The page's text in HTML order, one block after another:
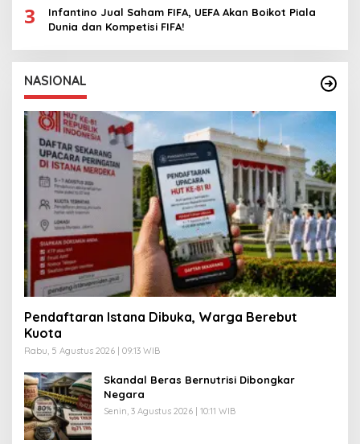
3
Infantino Jual Saham FIFA, UEFA Akan Boikot Piala
Dunia dan Kompetisi FIFA!
NASIONAL
Pendaftaran Istana Dibuka, Warga Berebut
Kuota
Rabu, 5 Agustus 2026 | 09:13 WIB
Skandal Beras Bernutrisi Dibongkar
Negara
Senin, 3 Agustus 2026 | 10:11 WIB